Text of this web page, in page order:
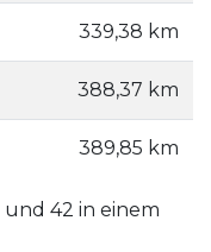
339,38 km
388,37 km
389,85 km
und 42 in einem